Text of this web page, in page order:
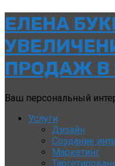
ЕЛЕНА
БУКИНА.
ONLINE
ПРОДАЖ
БИЗНЕСЕ
ЕЛЕНА
ПРОДАЖ В
Ваш персональный
Услуги
Дизайн
Создание
Маркетинг